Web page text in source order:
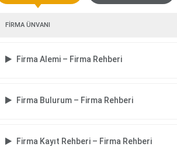
FİRMA ÜNVANI
Firma Alemi – Firma Rehberi
Firma Bulurum – Firma Rehberi
Firma Kayıt Rehberi – Firma Rehberi